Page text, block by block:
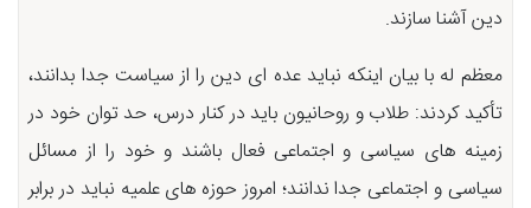
دین آشنا سازند.
معظم له با بیان اینکه نباید عده ای دین را از سیاست جدا بدانند،
تأکید کردند: طلاب و روحانیون باید در کنار درس، حد توان خود در
زمینه های سیاسی و اجتماعی فعال باشند و خود را از مسائل
سیاسی و اجتماعی جدا ندانند؛ امروز حوزه های علمیه نباید در برابر